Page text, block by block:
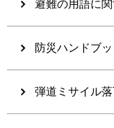
避難の用語に
防災ハンドブ
弾道ミサイル